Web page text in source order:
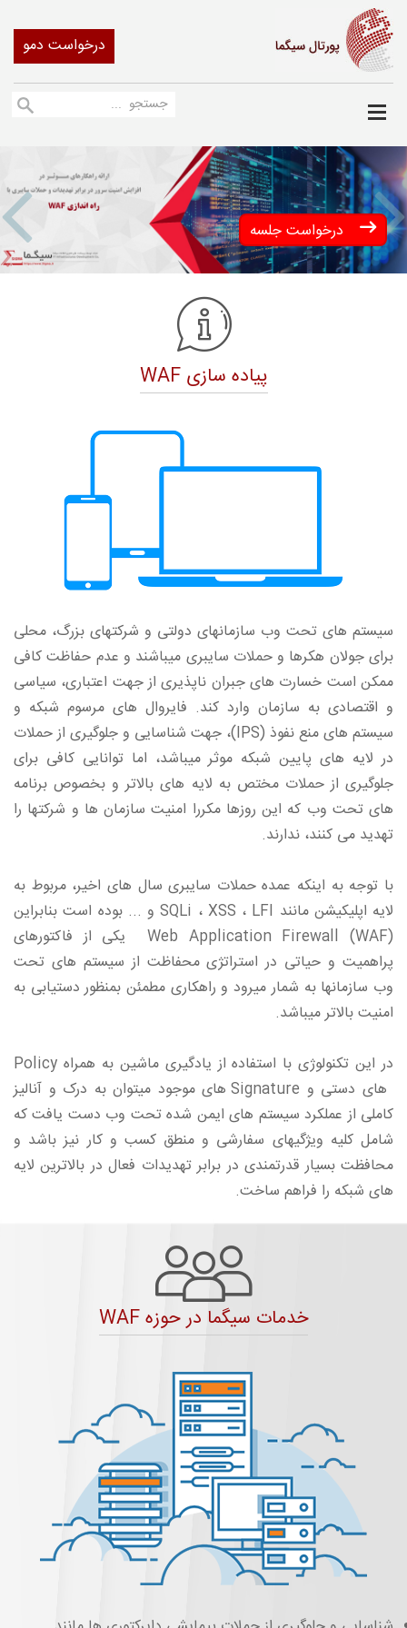
درخواست دمو
درخواست جلسه Next
پیاده سازی WAF
سیستم های تحت وب سازمانهای دولتی و شرکتهای بزرگ، محلی
برای جولان هکرها و حملات سایبری میباشند و عدم حفاظت کافی
ممکن است خسارت های جبران ناپذیری از جهت اعتباری، سیاسی
و اقتصادی به سازمان وارد کند. فایروال های مرسوم شبکه و
سیستم های منع نفوذ (IPS)، جهت شناسایی و جلوگیری از حملات
در لایه‌ های پایین شبکه موثر میباشد، اما توانایی کافی برای
جلوگیری از حملات مختص به لایه های بالاتر و بخصوص برنامه
های تحت وب که این روزها مکررا امنیت سازمان ‌ها و شرکتها را
تهدید می کنند، ندارند.
با توجه به اینکه عمده حملات سایبری سال های اخیر، مربوط به
لایه اپلیکیشن مانند SQLi ، XSS ، LFI و ... بوده است بنابراین
Web Application Firewall (WAF) یکی از فاکتورهای
پراهمیت و حیاتی در استراتژی محفاظت از سیستم های تحت
وب سازمانها به شمار میرود و راهکاری مطمئن بمنظور دستیابی به
امنیت بالاتر میباشد.
در این تکنولوژی با استفاده از یادگیری ماشین به همراه Policy
های دستی و Signature های موجود میتوان به درک و آنالیز
کاملی از عملکرد سیستم های ایمن شده تحت وب دست یافت که
شامل کلیه ویژگیهای سفارشی و منطق کسب و کار نیز باشد و
محافظت بسیار قدرتمندی در برابر تهدیدات فعال در بالاترین لایه
های شبکه را فراهم ‌ساخت.
خدمات سیگما در حوزه WAF